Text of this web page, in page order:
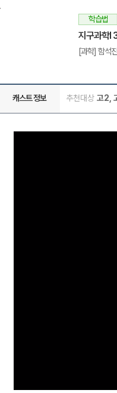
학습법
지구과학I
[과학] 함석
캐스트 정보 추천대상 고2,